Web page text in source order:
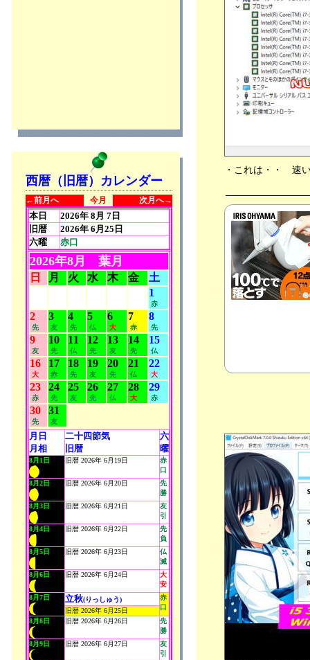
分類：パソコン
プ
分類：パソコン
●iMac 2012 Late 21.5改 i7 3770【超爆
速・超美品】販売中です！
2022年03月17日
分類：パソコン
西暦（旧暦）カレンダー
←前月へ 今月 次月へ→
本日
2026年 8月 7日
旧暦
2026年 6月25日
六曜
赤口
2026年8月 葉月
日 月 火 水 木 金
土
1
赤
2
先
3
友
4
先
5
仏
6
大
7
赤
8
先
9
友
10
先
11
仏
12
先
13
友
14
先
15
仏
16
大
17
赤
18
先
19
友
20
先
21
仏
22
大
23
赤
24
先
25
友
26
先
27
仏
28
大
29
赤
30
先
31
友
月日
月相
二十四節気
旧暦
六
曜
8月1日 旧暦 2026年 6月19日
赤
口
8月2日
旧暦 2026年 6月20日
先
勝
8月3日
旧暦 2026年 6月21日
友
引
8月4日
旧暦 2026年 6月22日
先
負
8月5日
旧暦 2026年 6月23日
仏
滅
8月6日
旧暦 2026年 6月24日
大
安
8月7日
立秋(りっしゅう)
赤
口
旧暦 2026年 6月25日
8月8日
旧暦 2026年 6月26日
先
勝
8月9日
旧暦 2026年 6月27日
友
引
・これは・・ 速